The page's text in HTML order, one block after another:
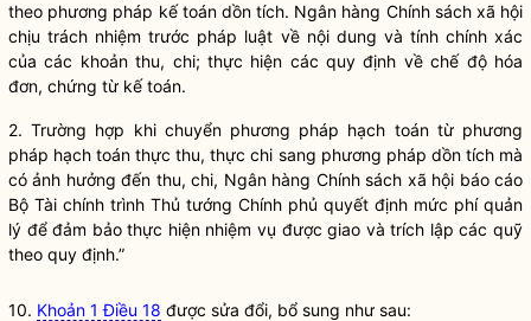
theo phương pháp kế toán dồn tích. Ngân hàng Chính sách xã hội
chịu trách nhiệm trước pháp luật về nội dung và tính chính xác
của các khoản thu, chi; thực hiện các quy định về chế độ hóa
đơn, chứng từ kế toán.
2. Trường hợp khi chuyển phương pháp hạch toán từ phương
pháp hạch toán thực thu, thực chi sang phương pháp dồn tích mà
có ảnh hưởng đến thu, chi, Ngân hàng Chính sách xã hội báo cáo
Bộ Tài chính trình Thủ tướng Chính phủ quyết định mức phí quản
lý để đảm bảo thực hiện nhiệm vụ được giao và trích lập các quỹ
theo quy định.”
10. Khoản 1 Điều 18 được sửa đổi, bổ sung như sau: